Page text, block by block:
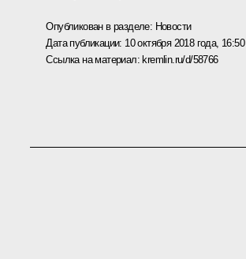
Опубликован в разделе: Новости
Дата публикации: 10 октября 2018 года, 16:50
Ссылка на материал: kremlin.ru/d/58766